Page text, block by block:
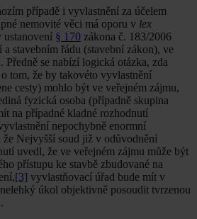
případě i vyvlastnění za účelem
nemovité věci má oporu v lex
ustanovení § 170 zákona č. 183/2006
stavebním řádu (stavební zákon), ve
Předně se nabízí logická otázka, zda
tom, že by takovéto vyvlastnění
cesty) mohlo být ve veřejném zájmu,
fyzická osoba (případně skupina
na případné kladné rozhodnutí
nepochybně enormní
že Nejvyšší soud již v odůvodnění
uvedl, že ve veřejném zájmu může být
přístupu ke stavbě zbudované na
[3] vyvlastňovací úřad bude mít v
úkol objektivně posoudit tvrzenou